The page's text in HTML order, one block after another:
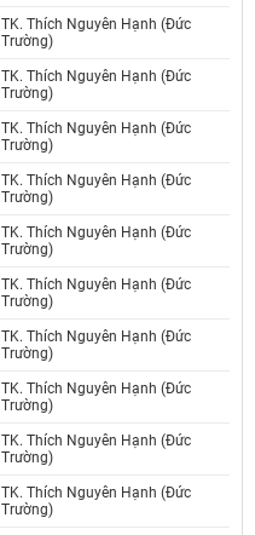
TK. Thích Nguyên Hạnh (Đức
Trường)
TK. Thích Nguyên Hạnh (Đức
Trường)
TK. Thích Nguyên Hạnh (Đức
Trường)
TK. Thích Nguyên Hạnh (Đức
Trường)
TK. Thích Nguyên Hạnh (Đức
Trường)
TK. Thích Nguyên Hạnh (Đức
Trường)
TK. Thích Nguyên Hạnh (Đức
Trường)
TK. Thích Nguyên Hạnh (Đức
Trường)
TK. Thích Nguyên Hạnh (Đức
Trường)
TK. Thích Nguyên Hạnh (Đức
Trường)